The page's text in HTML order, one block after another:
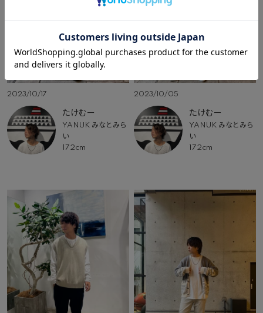
2023/10/17
たけむー
YANUK みなとみら
い
172cm
2023/10/05
たけむー
YANUK みなとみら
い
172cm